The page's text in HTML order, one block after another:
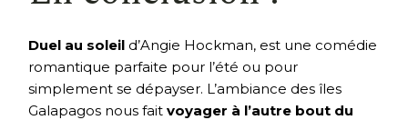
Duel au soleil d’Angie Hockman, est une comédie
romantique parfaite pour l’été ou pour
simplement se dépayser. L’ambiance des îles
Galapagos nous faitvoyager à l’autre bout du